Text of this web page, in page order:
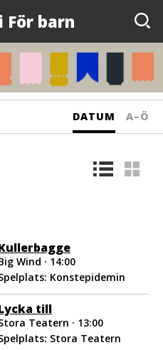
För barn
Sortera
DATUM A–Ö
Wind · 14:00
Konstepidemin
till
Teatern · 13:00
Stora Teatern